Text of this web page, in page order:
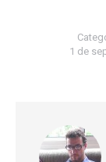
1 de